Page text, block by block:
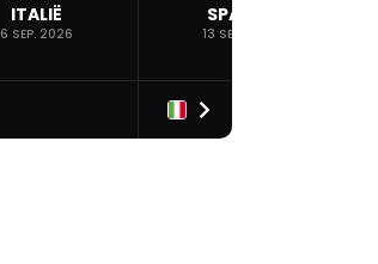
ITALIË
6 SEP. 2026
SPANJE
13 SEP. 2026